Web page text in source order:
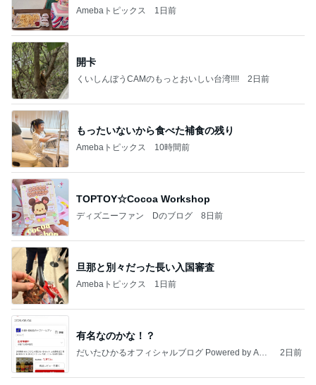
Amebaトピックス 1日前
開卡
くいしんぼうCAMのもっとおいしい台湾!!!! 2日前
もったいないから食べた補食の残り
Amebaトピックス 10時間前
TOPTOY☆Cocoa Workshop
ディズニーファン Dのブログ 8日前
旦那と別々だった長い入国審査
Amebaトピックス 1日前
有名なのかな！？
だいたひかるオフィシャルブログ Powered by Ame
2日前